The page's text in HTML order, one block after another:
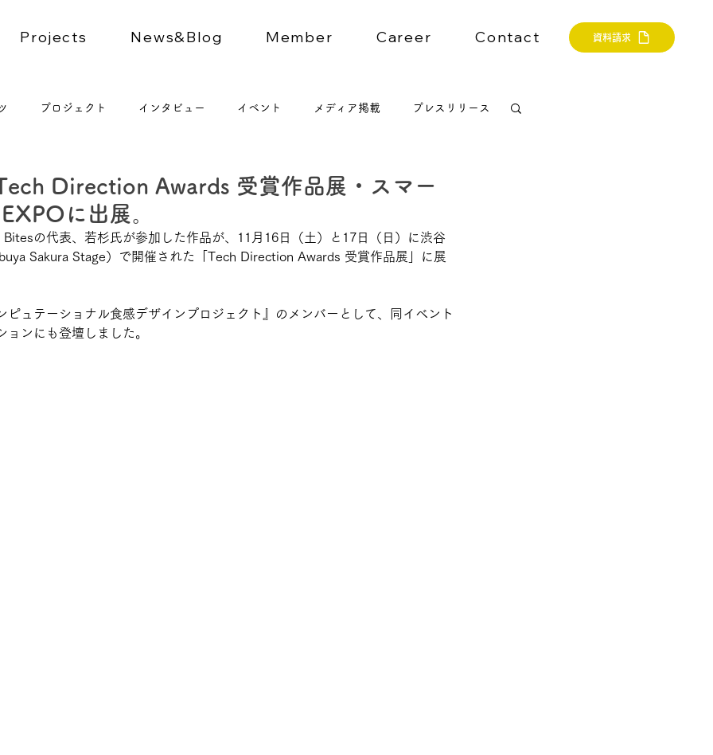
Projects News&Blog Member Career Contact 資料請求
プロジェクト インタビュー イベント メディア掲載 プレスリリース
Direction Awards 受賞作品展・スマー
に出展。
の代表、若杉氏が参加した作品が、11月16日（土）と17日（日）に渋谷
Sakura Stage）で開催された「Tech Direction Awards 受賞作品展」に展
ピュテーショナル食感デザインプロジェクト』のメンバーとして、同イベント
ンにも登壇しました。